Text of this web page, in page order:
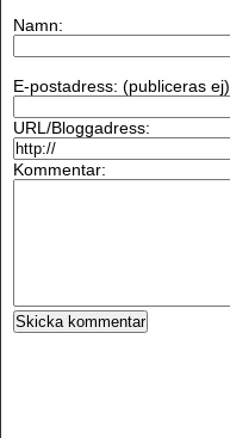
Namn:
E-postadress: (publiceras ej)
URL/Bloggadress:
Kommentar: